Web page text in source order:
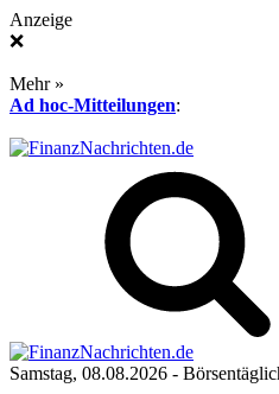
Anzeige
❌
Mehr »
Ad hoc-Mitteilungen:
Samstag, 08.08.2026 -